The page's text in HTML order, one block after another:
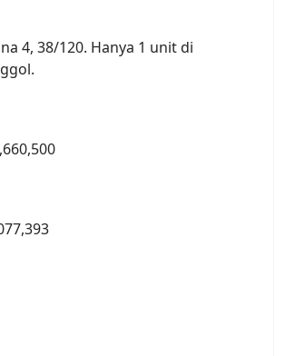
4, 38/120. Hanya 1 unit di